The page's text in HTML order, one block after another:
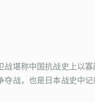
战堪称中国抗战史上以
夺战，也是日本战史中